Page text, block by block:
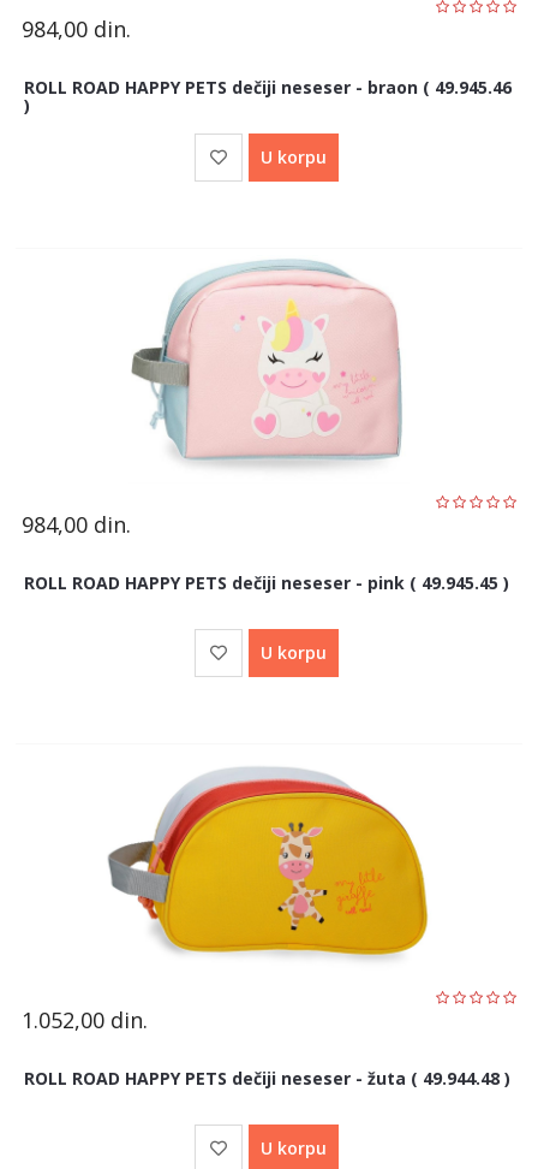
984,00 din.
ROLL ROAD HAPPY PETS dečiji neseser - braon ( 49.945.46
)
U korpu
984,00 din.
ROLL ROAD HAPPY PETS dečiji neseser - pink ( 49.945.45 )
U korpu
1.052,00 din.
ROLL ROAD HAPPY PETS dečiji neseser - žuta ( 49.944.48 )
U korpu